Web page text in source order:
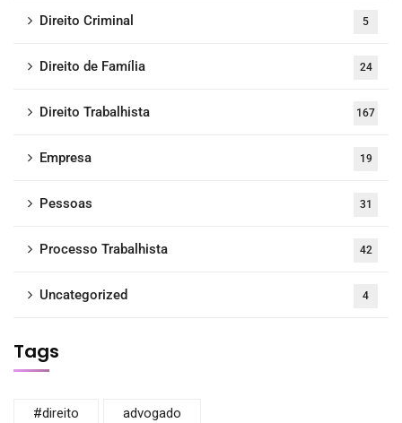
Direito Criminal 5
Direito de Família 24
Direito Trabalhista 167
Empresa 19
Pessoas 31
Processo Trabalhista 42
Uncategorized 4
Tags
#direito advogado